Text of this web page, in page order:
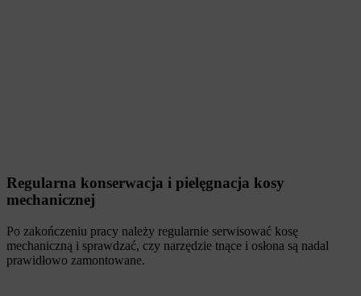
Regularna konserwacja i pielęgnacja kosy
mechanicznej
Po zakończeniu pracy należy regularnie serwisować kosę
mechaniczną i sprawdzać, czy narzędzie tnące i osłona są nadal
prawidłowo zamontowane.